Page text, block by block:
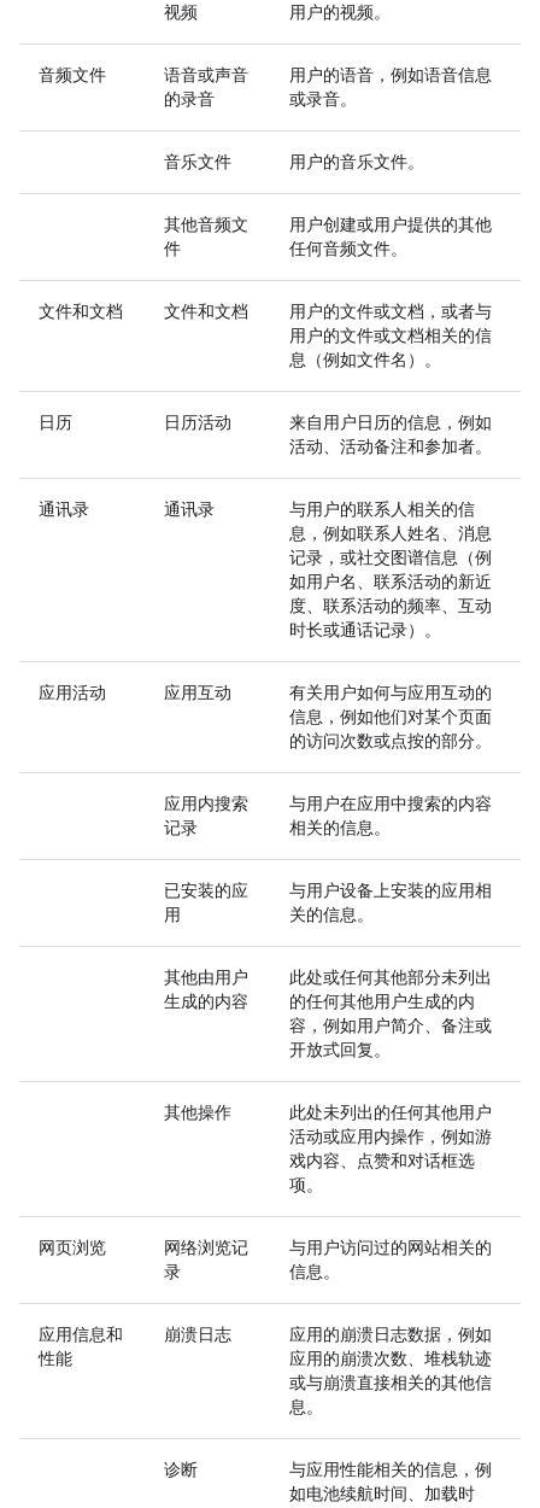
视频 用户的视频。
音频文件
语音或声音
的录音
用户的语音，例如语音信息
或录音。
音乐文件 用户的音乐文件。
其他音频文
件
用户创建或用户提供的其他
任何音频文件。
文件和文档 文件和文档
用户的文件或文档，或者与
用户的文件或文档相关的信
息（例如文件名）。
日历 日历活动
来自用户日历的信息，例如
活动、活动备注和参加者。
通讯录 通讯录
与用户的联系人相关的信
息，例如联系人姓名、消息
记录，或社交图谱信息（例
如用户名、联系活动的新近
度、联系活动的频率、互动
时长或通话记录）。
应用活动 应用互动
有关用户如何与应用互动的
信息，例如他们对某个页面
的访问次数或点按的部分。
应用内搜索
记录
与用户在应用中搜索的内容
相关的信息。
已安装的应
用
与用户设备上安装的应用相
关的信息。
其他由用户
生成的内容
此处或任何其他部分未列出
的任何其他用户生成的内
容，例如用户简介、备注或
开放式回复。
其他操作
此处未列出的任何其他用户
活动或应用内操作，例如游
戏内容、点赞和对话框选
项。
网页浏览
网络浏览记
录
与用户访问过的网站相关的
信息。
应用信息和
性能
崩溃日志
应用的崩溃日志数据，例如
应用的崩溃次数、堆栈轨迹
或与崩溃直接相关的其他信
息。
诊断
与应用性能相关的信息，例
如电池续航时间、加载时